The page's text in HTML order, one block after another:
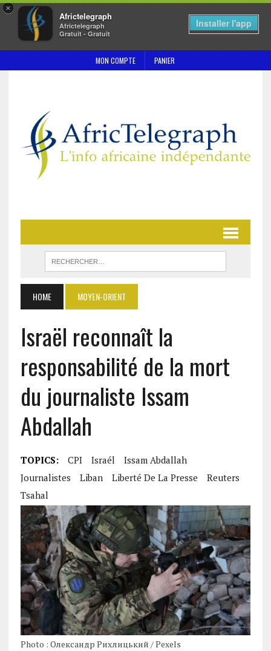
×
Africtelegraph
Africtelegraph
Gratuit - Gratuit
Installer l'app
MON COMPTE PANIER
HOME MOYEN-ORIENT
Israël reconnaît la
responsabilité de la mort
du journaliste Issam
Abdallah
TOPICS: CPI Israél
Issam Abdallah
Journalistes
Liban Liberté De La Presse
Reuters
Tsahal
Photo : Олександр Рихлицький / Pexels